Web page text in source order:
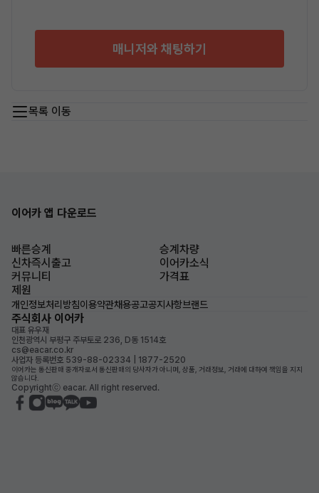
매니저와 채팅하기
목록 이동
이어카 앱 다운로드
빠른승계
승계차량
신차즉시출고
이어카소식
커뮤니티
가격표
제원
개인정보처리방침이용약관채용공고공지사항브랜드
주식회사 이어카
대표 유우재
인천광역시 부평구 주부토로 236, D동 1514호
cs@eacar.co.kr
사업자 등록번호 539-88-02334 | 1877-2520
이어카는 통신판매 중개자로서 통신판매의 당사자가 아니며, 상품, 거래정보, 거래에 대하여 책임을 지지
않습니다.
Copyrightⓒ eacar. All right reserved.